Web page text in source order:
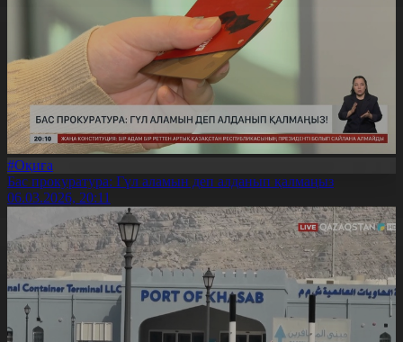
#Оқиға
Бас прокуратура: Гүл аламын деп алданып қалмаңыз
06.03.2026, 20:11